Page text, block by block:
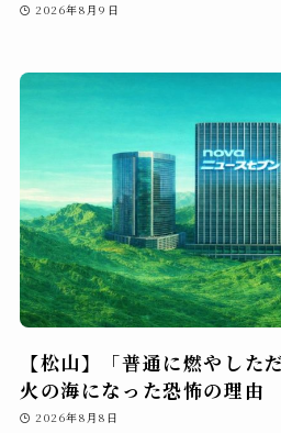
2026年8月9日
【松山】「普通に燃やし
火の海になった恐怖の理由
2026年8月8日